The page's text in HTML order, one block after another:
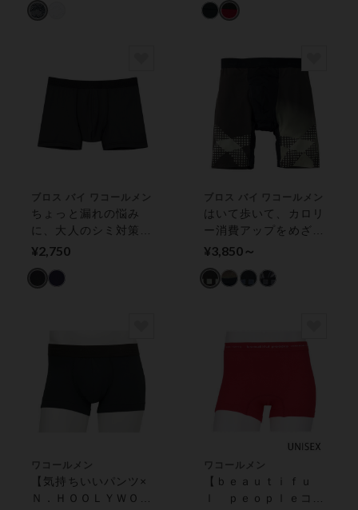
じ）
ブロス バイ ワコールメン
ちょっと漏れの悩み
に、大人のシミ対策パ
ンツ ボクサーパンツ
¥2,750
ブロス バイ ワコールメン
はいて歩いて、カロリ
ー消費アップをめざそ
う。【クロスウォーカ
（前開き）
¥3,850～
ワコールメン
【気持ちいいパンツ×
Ｎ．ＨＯＯＬＹＷＯＯ
ワコールメン
【ｂｅａｕｔｉｆｕ
ｌ ｐｅｏｐｌｅコラ